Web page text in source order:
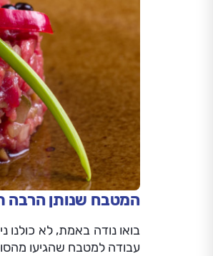
המטבח שנותן הרבה
בואו נודה באמת, לא כולנו
עבודה למטבח שהגיעו